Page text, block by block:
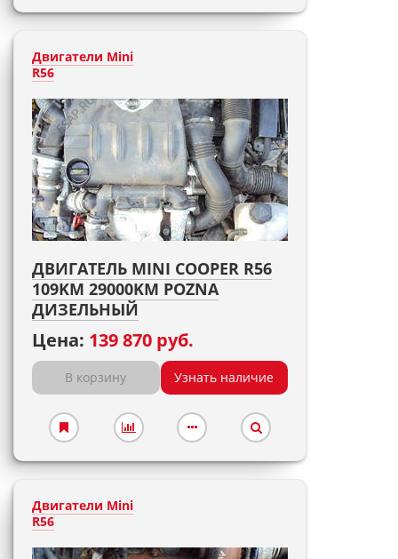
Двигатели Mini
R56
ДВИГАТЕЛЬ MINI COOPER R56
109KM 29000KM POZNA
ДИЗЕЛЬНЫЙ
Цена: 139 870 руб.
В корзину Узнать наличие
Двигатели Mini
R56